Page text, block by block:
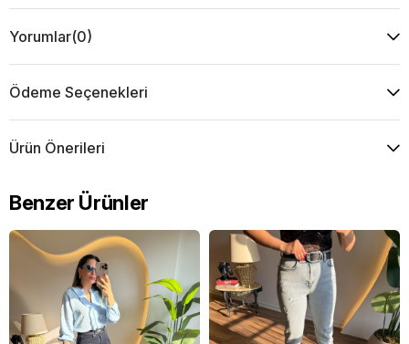
Yorumlar(0)
Ödeme Seçenekleri
Ürün Önerileri
Benzer Ürünler